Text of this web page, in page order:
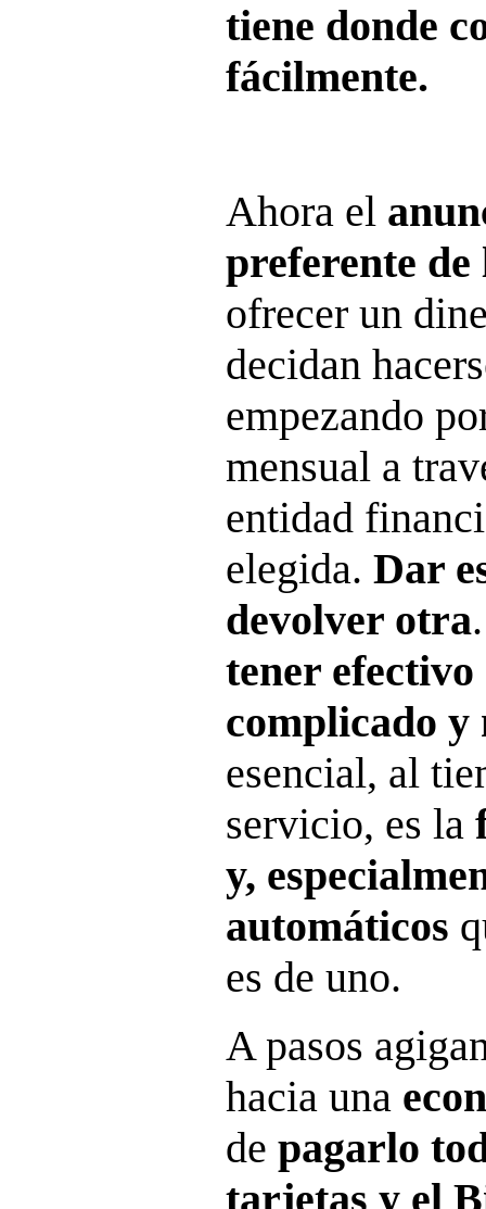
tiene donde
fácilmente.
Ahora el
preferente de
ofrecer un
decidan
empezando
mensual a
entidad
elegida. Dar
devolver otra
tener efectivo
complicado y
esencial, al
servicio, es la
y,
automáticos
es de uno.
A pasos
hacia una
de pagarlo
tarjetas y el